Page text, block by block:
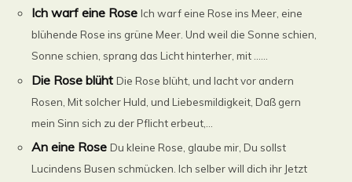
Ich warf eine Rose Ich warf eine Rose ins Meer, eine
blühende Rose ins grüne Meer. Und weil die Sonne schien,
Sonne schien, sprang das Licht hinterher, mit ......
Die Rose blüht Die Rose blüht, und lacht vor andern
Rosen, Mit solcher Huld, und Liebesmildigkeit, Daß gern
mein Sinn sich zu der Pflicht erbeut,...
An eine Rose Du kleine Rose, glaube mir, Du sollst
Lucindens Busen schmücken. Ich selber will dich ihr Jetzt